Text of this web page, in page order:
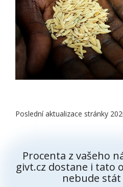
Poslední aktualizace stránky
Procenta z vašeho
givt.cz dostane i tato
nebude stát